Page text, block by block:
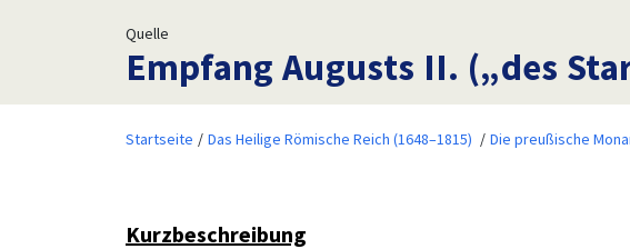
Quelle
Empfang Augusts II. („des
Startseite Das Heilige Römische Reich (1648–1815) Die preußische
Kurzbeschreibung